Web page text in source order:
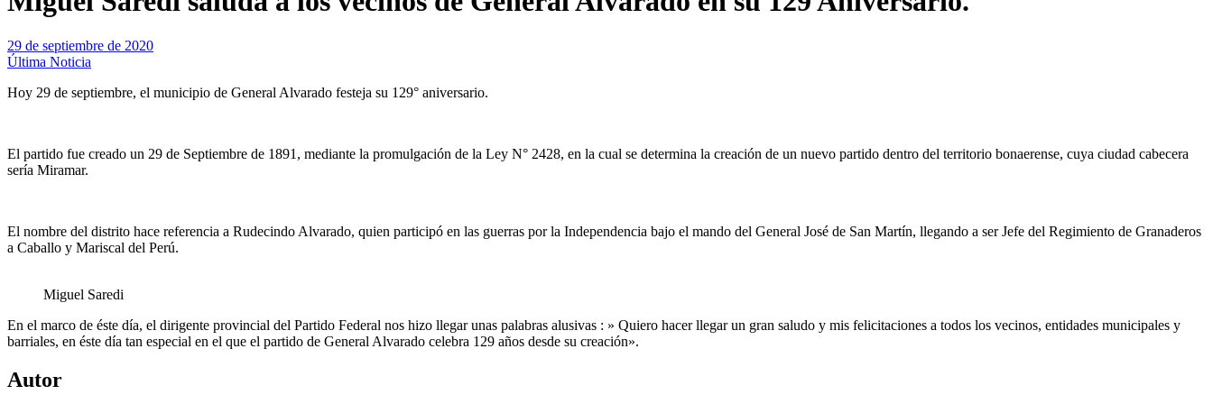
29 de septiembre de 2020
Última Noticia
Hoy 29 de septiembre, el municipio de General Alvarado festeja su 129° aniversario.
El partido fue creado un 29 de Septiembre de 1891, mediante la promulgación de la Ley N° 2428, en la cual se determina la creación de un nuevo partido dentro del territorio bonaerense, cuya ciudad cabecera
sería Miramar.
El nombre del distrito hace referencia a Rudecindo Alvarado, quien participó en las guerras por la Independencia bajo el mando del General José de San Martín, llegando a ser Jefe del Regimiento de Granaderos
a Caballo y Mariscal del Perú.
Miguel Saredi
En el marco de éste día, el dirigente provincial del Partido Federal nos hizo llegar unas palabras alusivas : » Quiero hacer llegar un gran saludo y mis felicitaciones a todos los vecinos, entidades municipales y
barriales, en éste día tan especial en el que el partido de General Alvarado celebra 129 años desde su creación».
Autor